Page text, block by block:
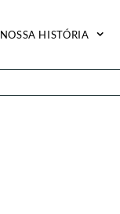
NOSSA HISTÓRIA